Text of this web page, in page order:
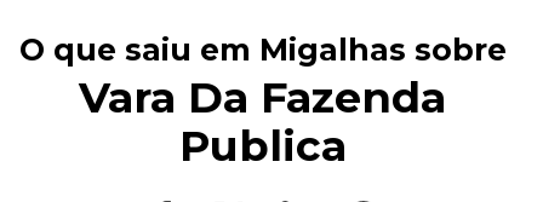
O que saiu em Migalhas sobre
Vara Da Fazenda
Publica